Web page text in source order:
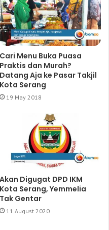
Cari Menu Buka Puasa
Praktis dan Murah?
Datang Aja ke Pasar Takjil
Kota Serang
19 May 2018
Akan Digugat DPD IKM
Kota Serang, Yemmelia
Tak Gentar
11 August 2020